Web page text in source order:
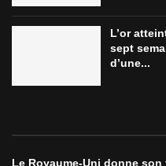
L’or
sept
d’une...
Le Royaume-Uni donne